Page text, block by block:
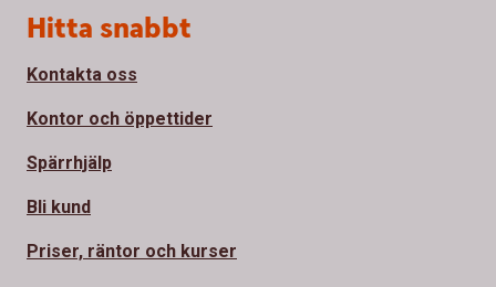
Sidfot
Hitta snabbt
Kontakta oss
Kontor och öppettider
Spärrhjälp
Bli kund
Priser, räntor och kurser